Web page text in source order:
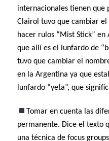
internacionales tienen que
Clairol tuvo que cambiar
hacer rulos “Mist Stick”
que allí es el lunfardo de
tuvo que cambiar el
en la Argentina ya que
lunfardo “yeta”, que
Tomar en cuenta las
permanente. Dice el texto
una técnica de focus